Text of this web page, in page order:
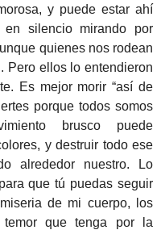
y puede estar ahí
en silencio mirando por
quienes nos rodean
Pero ellos lo entendieron
Es mejor morir “así de
porque todos somos
brusco puede
y destruir todo ese
alrededor nuestro. Lo
que tú puedas seguir
de mi cuerpo, los
temor que tenga por la